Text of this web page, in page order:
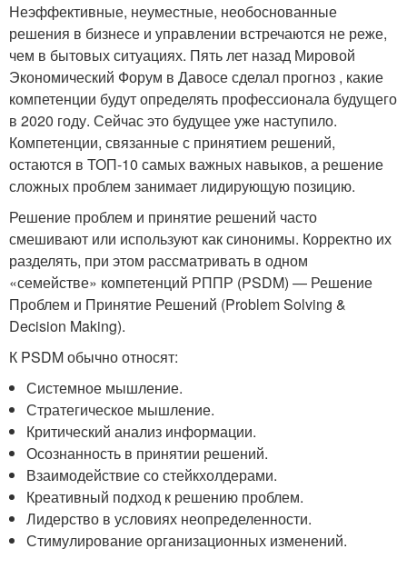
Неэффективные, неуместные, необоснованные
решения в бизнесе и управлении встречаются не реже,
чем в бытовых ситуациях. Пять лет назад Мировой
Экономический Форум в Давосе сделал прогноз , какие
компетенции будут определять профессионала будущего
в 2020 году. Сейчас это будущее уже наступило.
Компетенции, связанные с принятием решений,
остаются в ТОП-10 самых важных навыков, а решение
сложных проблем занимает лидирующую позицию.
Решение проблем и принятие решений часто
смешивают или используют как синонимы. Корректно их
разделять, при этом рассматривать в одном
«семействе» компетенций РППР (PSDM) — Решение
Проблем и Принятие Решений (Problem Solving &
Decision Making).
К PSDM обычно относят:
Системное мышление.
Стратегическое мышление.
Критический анализ информации.
Осознанность в принятии решений.
Взаимодействие со стейкхолдерами.
Креативный подход к решению проблем.
Лидерство в условиях неопределенности.
Стимулирование организационных изменений.